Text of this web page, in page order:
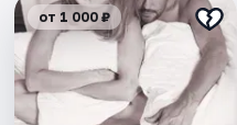
от 1 000 ₽